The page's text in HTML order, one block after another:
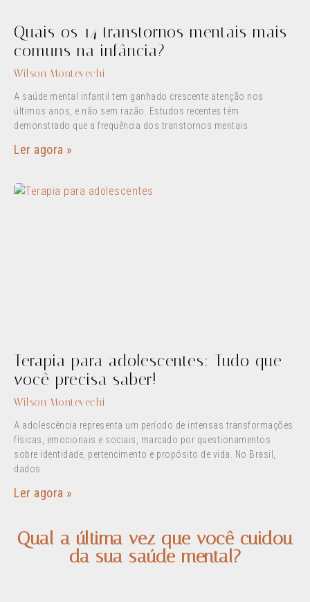
Quais os 14 transtornos mentais mais
comuns na infância?
Wilson Montevechi
A saúde mental infantil tem ganhado crescente atenção nos
últimos anos, e não sem razão. Estudos recentes têm
demonstrado que a frequência dos transtornos mentais
Ler agora »
Terapia para adolescentes: Tudo que
você precisa saber!
Wilson Montevechi
A adolescência representa um período de intensas transformações
físicas, emocionais e sociais, marcado por questionamentos
sobre identidade, pertencimento e propósito de vida. No Brasil,
dados
Ler agora »
Qual a última vez que você cuidou
da sua saúde mental?